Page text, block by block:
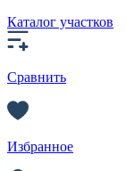
Каталог участков
Сравнить
Избранное